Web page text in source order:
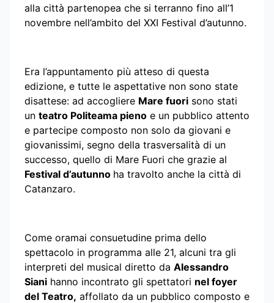
alla città partenopea che si terranno fino all’1
novembre nell’ambito del XXI Festival d’autunno.
Era l’appuntamento più atteso di questa
edizione, e tutte le aspettative non sono state
disattese: ad accogliere Mare fuori sono stati
un teatro Politeama pieno e un pubblico attento
e partecipe composto non solo da giovani e
giovanissimi, segno della trasversalità di un
successo, quello di Mare Fuori che grazie al
Festival d’autunno ha travolto anche la città di
Catanzaro.
Come oramai consuetudine prima dello
spettacolo in programma alle 21, alcuni tra gli
interpreti del musical diretto da Alessandro
Siani hanno incontrato gli spettatori nel foyer
del Teatro, affollato da un pubblico composto e